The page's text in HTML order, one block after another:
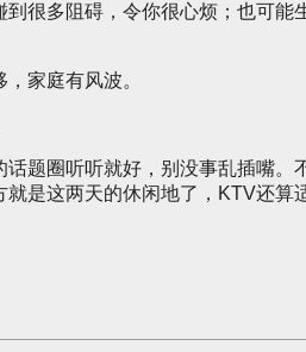
很多阻碍，令你很心烦；也可能
家庭有风波。
话题圈听听就好，别没事乱插嘴。
是这两天的休闲地了，KTV还算